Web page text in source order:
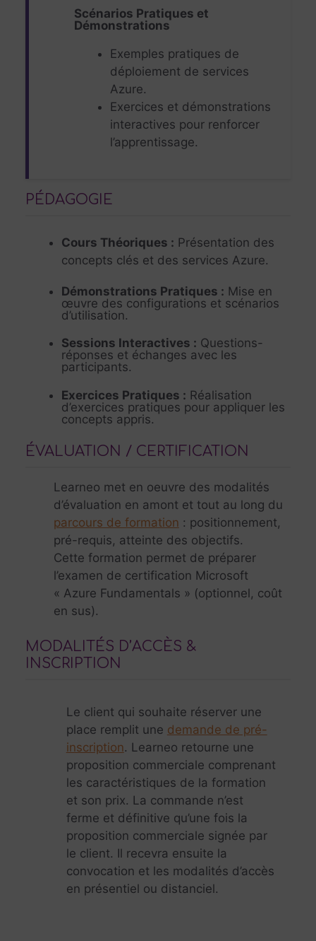
Scénarios Pratiques et
Démonstrations
Exemples pratiques de
déploiement de services
Azure.
Exercices et démonstrations
interactives pour renforcer
l’apprentissage.
PÉDAGOGIE
Cours Théoriques : Présentation des
concepts clés et des services Azure.
Démonstrations Pratiques : Mise en
œuvre des configurations et scénarios
d’utilisation.
Sessions Interactives : Questions-
réponses et échanges avec les
participants.
Exercices Pratiques : Réalisation
d’exercices pratiques pour appliquer les
concepts appris.
ÉVALUATION / CERTIFICATION
Learneo met en oeuvre des modalités
d’évaluation en amont et tout au long du
parcours de formation : positionnement,
pré-requis, atteinte des objectifs.
Cette formation permet de préparer
l’examen de certification Microsoft
« Azure Fundamentals » (optionnel, coût
en sus).
MODALITÉS D’ACCÈS &
INSCRIPTION
Le client qui souhaite réserver une
place remplit une demande de pré-
inscription. Learneo retourne une
proposition commerciale comprenant
les caractéristiques de la formation
et son prix. La commande n’est
ferme et définitive qu’une fois la
proposition commerciale signée par
le client. Il recevra ensuite la
convocation et les modalités d’accès
en présentiel ou distanciel.